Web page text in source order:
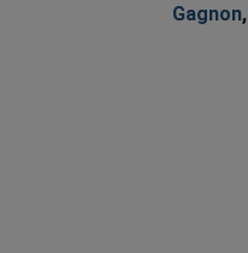
Gagnon,